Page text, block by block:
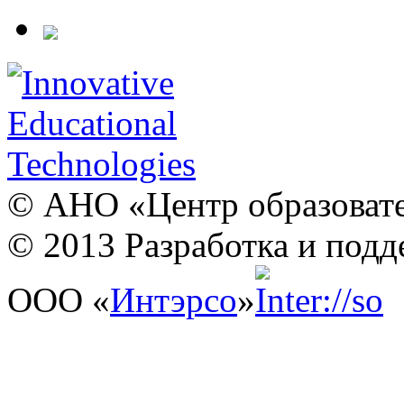
© АНО «Центр
© 2013 Разработка и
ООО «Интэрсо»